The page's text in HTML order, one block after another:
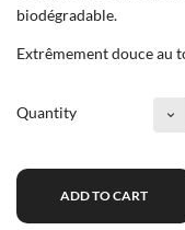
biodégradable.
Extrêmement douce au
Quantity
ADD TO CART